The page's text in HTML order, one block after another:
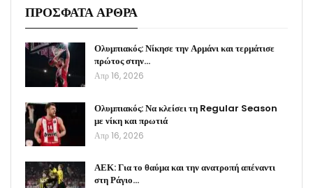
ΠΡΟΣΦΑΤΑ ΑΡΘΡΑ
Ολυμπιακός: Νίκησε την Αρμάνι και τερμάτισε
πρώτος στην…
Απρ 16, 2026
Ολυμπιακός: Να κλείσει τη Regular Season
με νίκη και πρωτιά
Απρ 16, 2026
ΑΕΚ: Για το θαύμα και την ανατροπή απέναντι
στη Ράγιο…